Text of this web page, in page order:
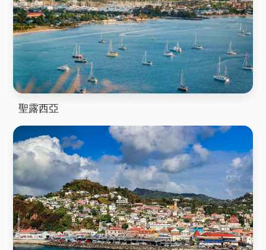
聖露西亞